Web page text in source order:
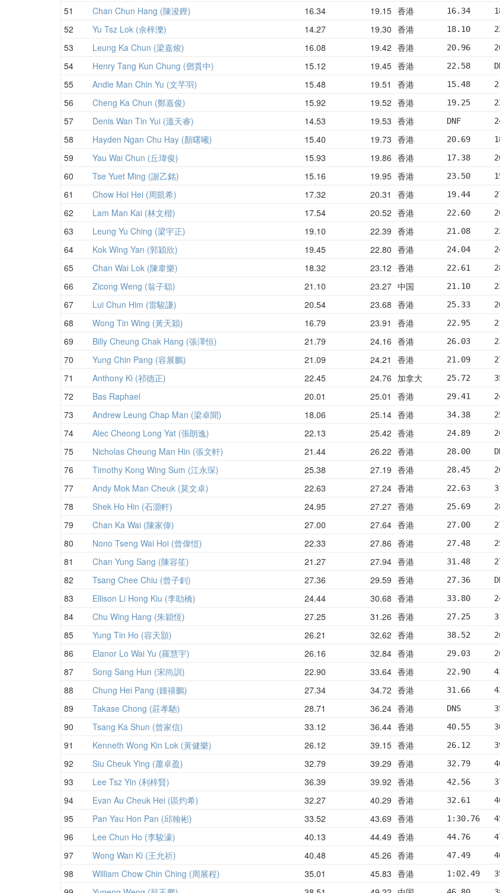
51 Chan Chun Hang (陳浚鏗) 16.34 19.15 香港 16.34
52 Yu Tsz Lok (余梓濼) 14.27 19.30 香港 18.10
53 Leung Ka Chun (梁嘉焌) 16.08 19.42 香港 20.96
54 Henry Tang Kun Chung (鄧貫中) 15.12 19.45 香港 22.58
55 Andie Man Chin Yu (文芊羽) 15.48 19.51 香港 15.48
56 Cheng Ka Chun (鄭嘉俊) 15.92 19.52 香港 19.25
57 Denis Wan Tin Yui (溫天睿) 14.53 19.53 香港 DNF
58 Hayden Ngan Chu Hay (顏曙曦) 15.40 19.73 香港 20.69
59 Yau Wai Chun (丘瑋俊) 15.93 19.86 香港 17.38
60 Tse Yuet Ming (謝乙銘) 15.16 19.95 香港 23.50
61 Chow Hoi Hei (周凱希) 17.32 20.31 香港 19.44
62 Lam Man Kai (林文楷) 17.54 20.52 香港 22.60
63 Leung Yu Ching (梁宇正) 19.10 22.39 香港 21.08
64 Kok Wing Yan (郭穎欣) 19.45 22.80 香港 24.04
65 Chan Wai Lok (陳韋樂) 18.32 23.12 香港 22.61
66 Zicong Weng (翁子聪) 21.10 23.27 中国 21.10
67 Lui Chun Him (雷駿謙) 20.54 23.68 香港 25.33
68 Wong Tin Wing (黃天穎) 16.79 23.91 香港 22.95
69 Billy Cheung Chak Hang (張澤恒) 21.79 24.16 香港 26.03
70 Yung Chin Pang (容展鵬) 21.09 24.21 香港 21.09
71 Anthony Ki (祁德正) 22.45 24.76 加拿大 25.72
72 Bas Raphael 20.01 25.01 香港 29.41
73 Andrew Leung Chap Man (梁卓聞) 18.06 25.14 香港 34.38
74 Alec Cheong Long Yat (張朗逸) 22.13 25.42 香港 24.89
75 Nicholas Cheung Man Hin (張文軒) 21.44 26.22 香港 28.00
76 Timothy Kong Wing Sum (江永琛) 25.38 27.19 香港 28.45
77 Andy Mok Man Cheuk (莫文卓) 22.63 27.24 香港 22.63
78 Shek Ho Hin (石灝軒) 24.95 27.27 香港 25.69
79 Chan Ka Wai (陳家偉) 27.00 27.64 香港 27.00
80 Nono Tseng Wai Hoi (曾偉愷) 22.33 27.86 香港 27.48
81 Chan Yung Sang (陳容笙) 21.27 27.94 香港 31.48
82 Tsang Chee Chiu (曾子釗) 27.36 29.59 香港 27.36
83 Ellison Li Hong Kiu (李劻橋) 24.44 30.68 香港 33.80
84 Chu Wing Hang (朱穎恆) 27.25 31.26 香港 27.25
85 Yung Tin Ho (容天顥) 26.21 32.62 香港 38.52
86 Elanor Lo Wai Yu (羅慧宇) 26.16 32.84 香港 29.03
87 Song Sang Hun (宋尚訓) 22.90 33.64 香港 22.90
88 Chung Hei Pang (鍾禧鵬) 27.34 34.72 香港 31.66
89 Takase Chong (莊孝馳) 28.71 36.24 香港 DNS
90 Tsang Ka Shun (曾家信) 33.12 36.44 香港 40.55
91 Kenneth Wong Kin Lok (黃健樂) 26.12 39.15 香港 26.12
92 Siu Cheuk Ying (蕭卓盈) 32.79 39.29 香港 32.79
93 Lee Tsz Yin (利梓賢) 36.39 39.92 香港 42.56
94 Evan Au Cheuk Hei (區灼希) 32.27 40.29 香港 32.61
95 Pan Yau Hon Pan (邱翰彬) 33.52 43.69 香港 1:30.76
96 Lee Chun Ho (李駿濠) 40.13 44.49 香港 44.76
97 Wong Wan Ki (王允祈) 40.48 45.26 香港 47.49
98 William Chow Chin Ching (周展程) 35.01 45.83 香港 1:02.49